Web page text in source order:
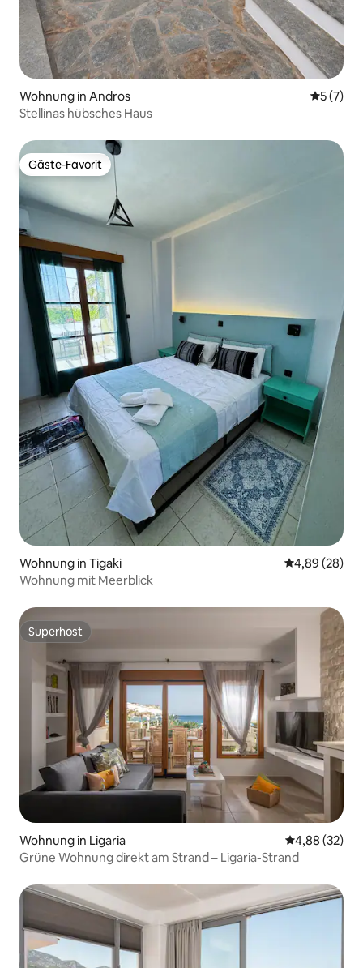
Wohnung in Andros
5 (7)
Stellinas hübsches Haus
Gäste-Favorit
Gäste-Favorit
Wohnung in Tigaki
4,89 (28)
Wohnung mit Meerblick
Superhost
Superhost
Wohnung in Ligaria
4,88 (32)
Grüne Wohnung direkt am Strand – Ligaria-Strand